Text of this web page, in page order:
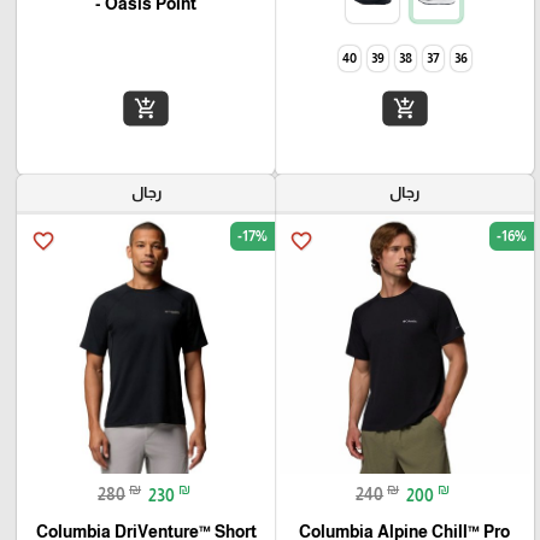
36
37
38
39
40
add_shopping_cart
add_shopping_cart
رجال
favorite_border -16%
240 ₪ 200 ₪
Columbia Alpine Chill™ Pro
رجال
favorite_border -17%
280 ₪ 230 ₪
Columbia DriVenture™ Short